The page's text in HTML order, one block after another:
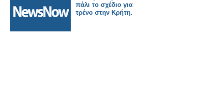
πάλι το σχέδιο για
τρένο στην Κρήτη.